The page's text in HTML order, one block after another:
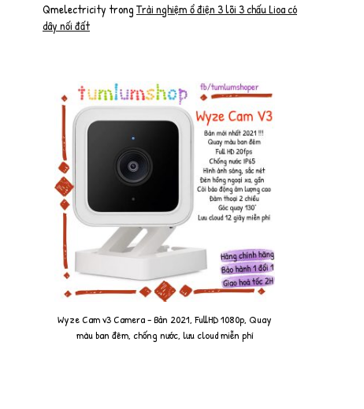
Qmelectricity trongTrải nghiệm ổ điện 3 lõi 3 chấu Lioa có
dây nối đất
Wyze Cam v3 Camera - Bản 2021, FullHD 1080p, Quay
màu ban đêm, chống nước, lưu cloud miễn phí